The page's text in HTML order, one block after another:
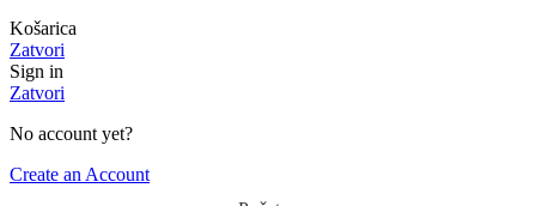
Košarica
Zatvori
Sign in
Zatvori
No account yet?
Create an Account